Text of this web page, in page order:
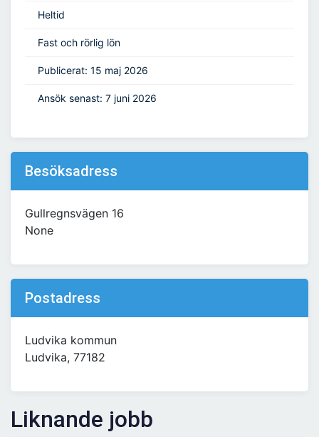
Heltid
Fast och rörlig lön
Publicerat: 15 maj 2026
Ansök senast: 7 juni 2026
Besöksadress
Gullregnsvägen 16
None
Postadress
Ludvika kommun
Ludvika, 77182
Liknande jobb